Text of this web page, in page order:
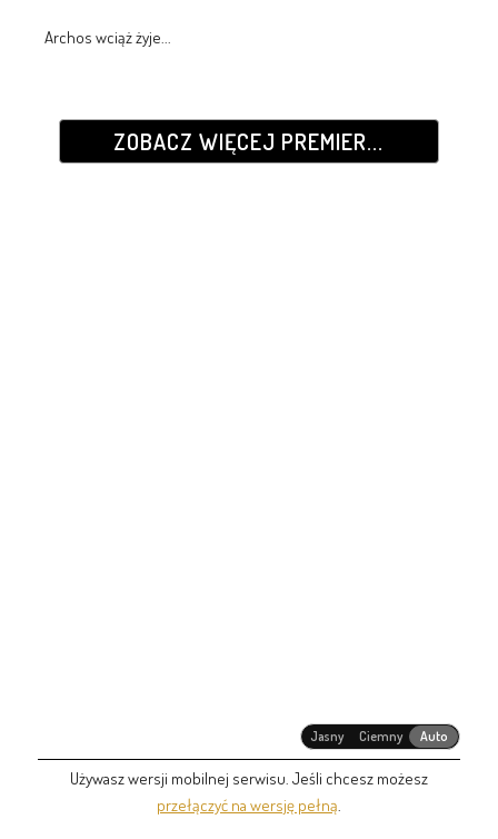
Archos wciąż żyje...
ZOBACZ WIĘCEJ PREMIER...
Jasny Ciemny Auto
Używasz wersji mobilnej serwisu. Jeśli chcesz możesz
przełączyć na wersję pełną